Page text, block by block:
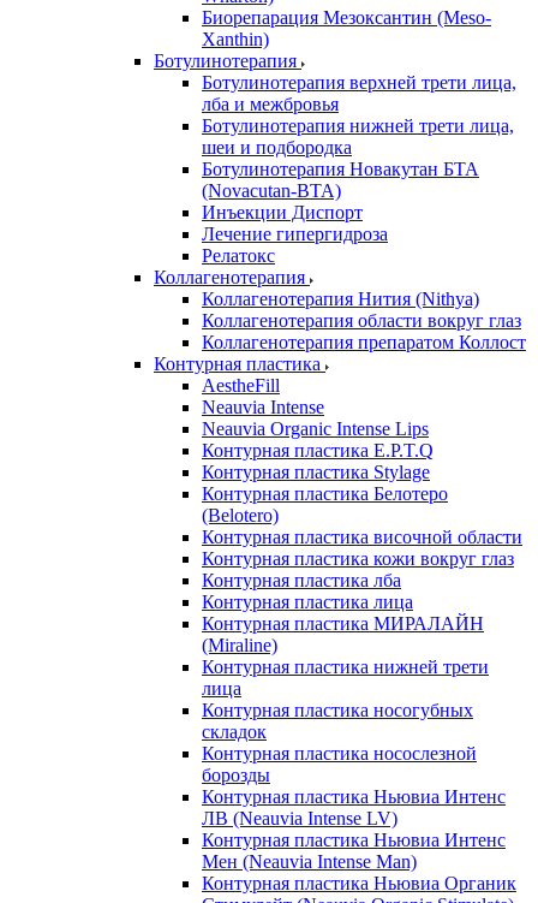
Биорепарация Мезоксантин (Meso-
Xanthin)
Ботулинотерапия
Ботулинотерапия верхней трети лица,
лба и межбровья
Ботулинотерапия нижней трети лица,
шеи и подбородка
Ботулинотерапия Новакутан БТА
(Novacutan-BTA)
Инъекции Диспорт
Лечение гипергидроза
Релатокс
Коллагенотерапия
Коллагенотерапия Нития (Nithya)
Коллагенотерапия области вокруг глаз
Коллагенотерапия препаратом Коллост
Контурная пластика
AestheFill
Neauvia Intense
Neauvia Organic Intense Lips
Контурная пластика E.P.T.Q
Контурная пластика Stylage
Контурная пластика Белотеро
(Belotero)
Контурная пластика височной области
Контурная пластика кожи вокруг глаз
Контурная пластика лба
Контурная пластика лица
Контурная пластика МИРАЛАЙН
(Miraline)
Контурная пластика нижней трети
лица
Контурная пластика носогубных
складок
Контурная пластика носослезной
борозды
Контурная пластика Ньювиа Интенс
ЛВ (Neauvia Intense LV)
Контурная пластика Ньювиа Интенс
Мен (Neauvia Intense Man)
Контурная пластика Ньювиа Органик